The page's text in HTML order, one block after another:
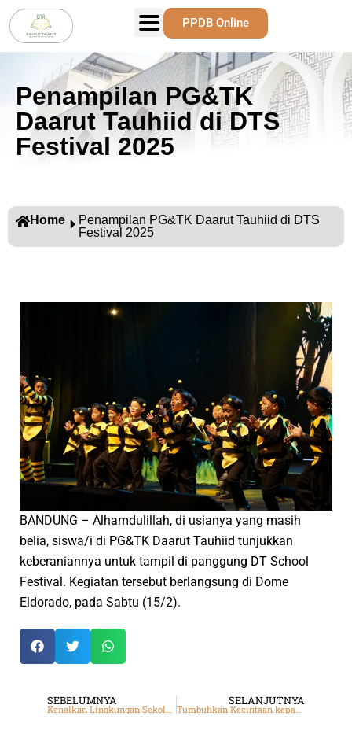
PPDB Online
Penampilan PG&TK
Daarut Tauhiid di DTS
Festival 2025
Home
Penampilan PG&TK Daarut Tauhiid di DTS
Festival 2025
BANDUNG – Alhamdulillah, di usianya yang masih
belia, siswa/i di PG&TK Daarut Tauhiid tunjukkan
keberaniannya untuk tampil di panggung DT School
Festival. Kegiatan tersebut berlangsung di Dome
Eldorado, pada Sabtu (15/2).
SEBELUMNYA SELANJUTNYA
Tumbuhkan Kecintaan kepada Allah, PG&TK Daarut Tauhiid Kenalkan Rukun Iman dan Rukun Islam Sejak Dini